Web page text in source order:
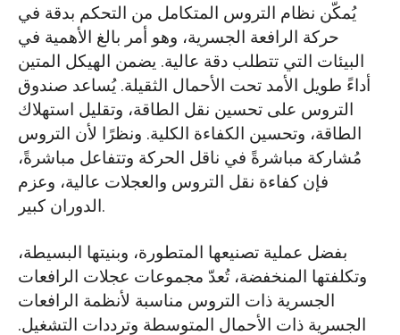
يُمكّن نظام التروس المتكامل من التحكم بدقة في
حركة الرافعة الجسرية، وهو أمر بالغ الأهمية في
البيئات التي تتطلب دقة عالية. يضمن الهيكل المتين
أداءً طويل الأمد تحت الأحمال الثقيلة. يُساعد صندوق
التروس على تحسين نقل الطاقة، وتقليل استهلاك
الطاقة، وتحسين الكفاءة الكلية. ونظرًا لأن التروس
مُشاركة مباشرةً في ناقل الحركة وتتفاعل مباشرةً،
فإن كفاءة نقل التروس والعجلات عالية، وعزم
الدوران كبير.
بفضل عملية تصنيعها المتطورة، وبنيتها البسيطة،
وتكلفتها المنخفضة، تُعدّ مجموعات عجلات الرافعات
الجسرية ذات التروس مناسبة لأنظمة الرافعات
الجسرية ذات الأحمال المتوسطة وترددات التشغيل.